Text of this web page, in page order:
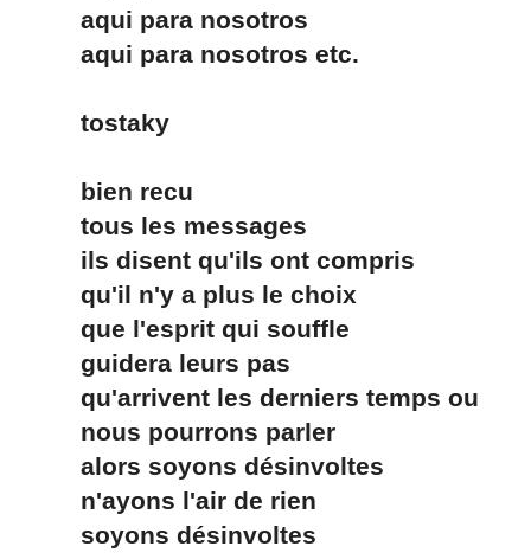
aqui para nosotros
aqui para nosotros etc.
tostaky
bien recu
tous les messages
ils disent qu'ils ont compris
qu'il n'y a plus le choix
que l'esprit qui souffle
guidera leurs pas
qu'arrivent les derniers temps ou
nous pourrons parler
alors soyons désinvoltes
n'ayons l'air de rien
soyons désinvoltes